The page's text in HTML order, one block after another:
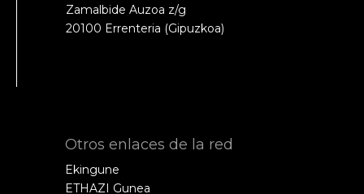
Zamalbide Auzoa z/g
20100 Errenteria (Gipuzkoa)
Otros enlaces de la red
Ekingune
ETHAZI Gunea